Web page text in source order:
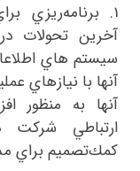
1.
برنامه‌ريزي
آخرين تحولات
سيستم هاي
آنها با نيازهاي
آنها به منظور
ارتباطي شركت
كمك‌تصميم‌ براي